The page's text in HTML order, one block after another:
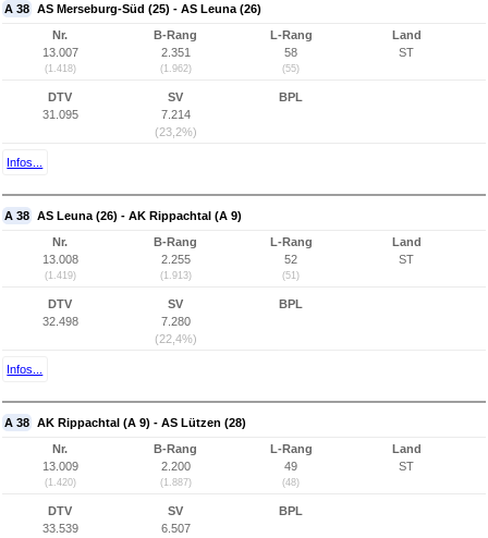
A 38 AS Merseburg-Süd (25) - AS Leuna (26)
Nr.
13.007
(1.418)
B-Rang
2.351
(1.962)
L-Rang
58
(55)
Land
ST
DTV
31.095
SV
7.214
(23,2%)
BPL
Infos...
A 38 AS Leuna (26) - AK Rippachtal (A 9)
Nr.
13.008
(1.419)
B-Rang
2.255
(1.913)
L-Rang
52
(51)
Land
ST
DTV
32.498
SV
7.280
(22,4%)
BPL
Infos...
A 38 AK Rippachtal (A 9) - AS Lützen (28)
Nr.
13.009
(1.420)
B-Rang
2.200
(1.887)
L-Rang
49
(48)
Land
ST
DTV
33.539
SV
6.507
BPL